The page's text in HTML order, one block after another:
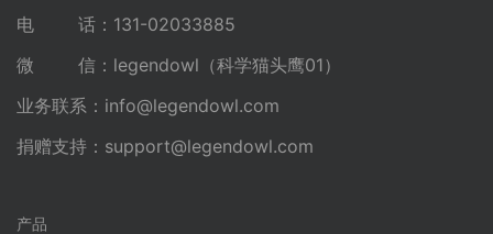
电 话：131-02033885
微 信：legendowl（科学猫头鹰01）
业务联系： info@legendowl.com
捐赠支持： support@legendowl.com
产品